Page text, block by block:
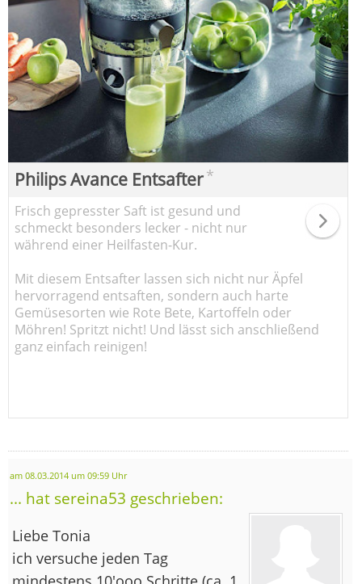
Philips Avance Entsafter*
Frisch gepresster Saft ist gesund und
schmeckt besonders lecker - nicht nur
während einer Heilfasten-Kur.
Mit diesem Entsafter lassen sich nicht nur Äpfel
hervorragend entsaften, sondern auch harte
Gemüsesorten wie Rote Bete, Kartoffeln oder
Möhren! Spritzt nicht! Und lässt sich anschließend
ganz einfach reinigen!
am 08.03.2014 um 09:59 Uhr
... hat sereina53 geschrieben:
Liebe Tonia
ich versuche jeden Tag